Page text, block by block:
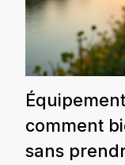
comment
sans